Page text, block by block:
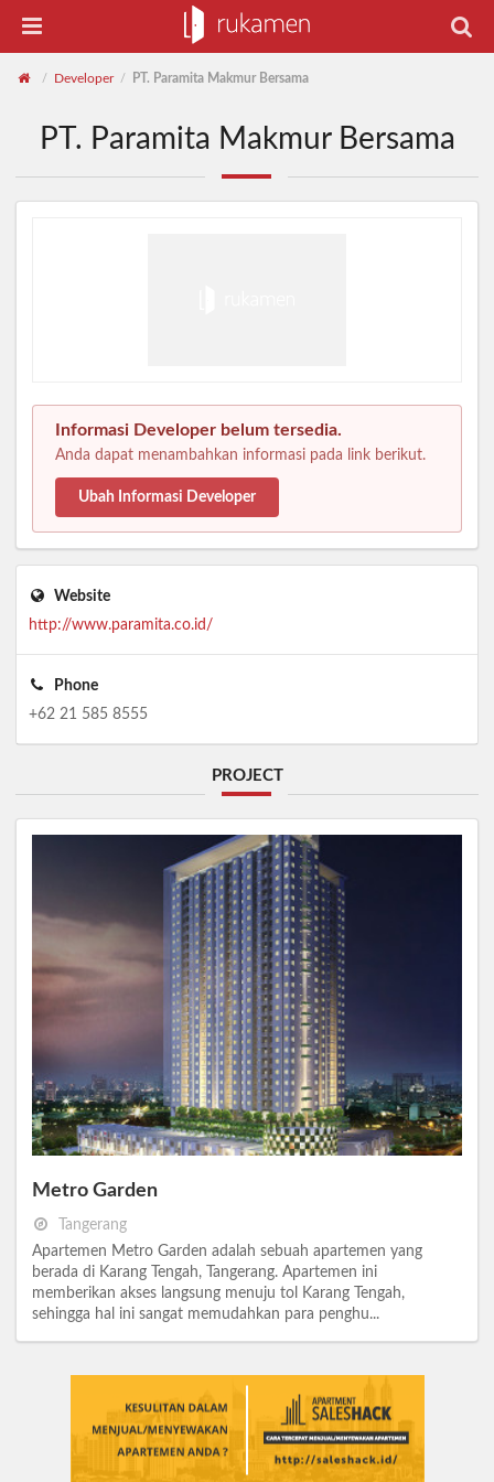
/ Developer / PT. Paramita Makmur Bersama
PT. Paramita Makmur Bersama
Informasi Developer belum tersedia.
Anda dapat menambahkan informasi pada link berikut.
Ubah Informasi Developer
Website
http://www.paramita.co.id/
Phone
+62 21 585 8555
PROJECT
Metro Garden
Tangerang
Apartemen Metro Garden adalah sebuah apartemen yang
berada di Karang Tengah, Tangerang. Apartemen ini
memberikan akses langsung menuju tol Karang Tengah,
sehingga hal ini sangat memudahkan para penghu...